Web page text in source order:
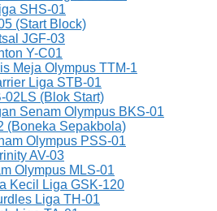
SHS-01
(Start Block)
JGF-03
Y-C01
Meja Olympus TTM-1
Liga STB-01
02LS (Blok Start)
Senam Olympus BKS-01
(Boneka Sepakbola)
Olympus PSS-01
AV-03
Olympus MLS-01
Kecil Liga GSK-120
Liga TH-01